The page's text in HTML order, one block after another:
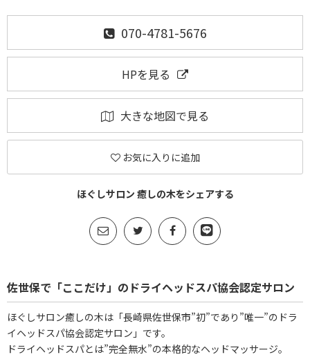
070-4781-5676
HPを見る
大きな地図で見る
お気に入りに追加
ほぐしサロン 癒しの木をシェアする
佐世保で「ここだけ」のドライヘッドスパ協会認定サロン
ほぐしサロン癒しの木は「長崎県佐世保市”初”であり”唯一”のドラ
イヘッドスパ協会認定サロン」です。
ドライヘッドスパとは”完全無水”の本格的なヘッドマッサージ。